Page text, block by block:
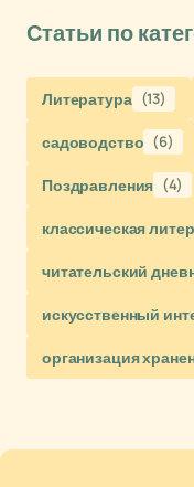
Статьи по
Литература (13)
садоводство (6)
Поздравления (4)
классическая
читательский
искусственный
организация